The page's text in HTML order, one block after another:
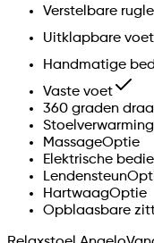
Verstelbare
Uitklapbare
Handmatige
Vaste voet
360 graden
Stoelverwarming
MassageOptie
Elektrische
Lendensteun
HartwaagOptie
Opblaasbare